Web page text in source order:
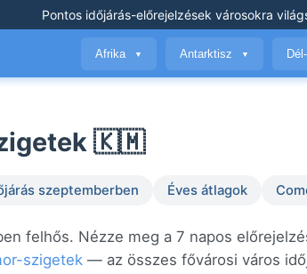
Pontos időjárás-előrejelzések városokra
Afrika ▼ Antarktisz ▼
🇰🇲
szeptemberben Éves átlagok
felhős. Nézze meg a 7 napos
szigetek — az összes fővárosi város